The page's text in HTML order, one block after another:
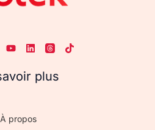
plus
À propos